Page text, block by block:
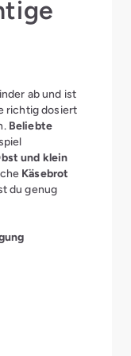
Kinder
was
und adaptiere
ab und ist
richtig dosiert
Beliebte
und klein
Käsebrot
du genug